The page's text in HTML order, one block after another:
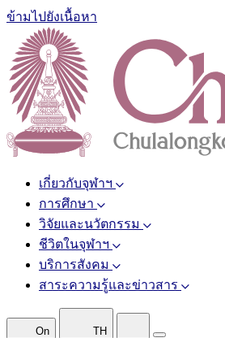
ข้ามไปยังเนื้อหา
เกี่ยวกับจุฬาฯ
การศึกษา
วิจัยและนวัตกรรม
ชีวิตในจุฬาฯ
บริการสังคม
สาระความรู้และข่าวสาร
On TH